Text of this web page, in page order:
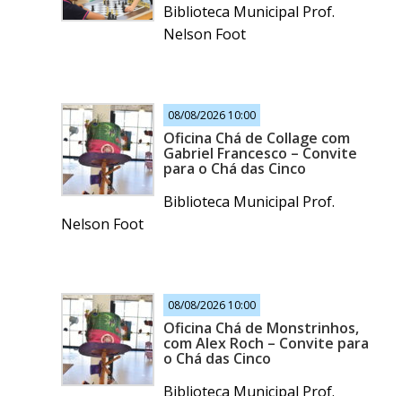
Biblioteca Municipal Prof.
Nelson Foot
08/08/2026 10:00
Oficina Chá de Collage com
Gabriel Francesco – Convite
para o Chá das Cinco
Biblioteca Municipal Prof.
Nelson Foot
08/08/2026 10:00
Oficina Chá de Monstrinhos,
com Alex Roch – Convite para
o Chá das Cinco
Biblioteca Municipal Prof.